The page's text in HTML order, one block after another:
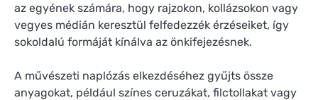
az egyének számára, hogy rajzokon, kollázsokon vagy
vegyes médián keresztül felfedezzék érzéseiket, így
sokoldalú formáját kínálva az önkifejezésnek.
A művészeti naplózás elkezdéséhez gyűjts össze
anyagokat, például színes ceruzákat, filctollakat vagy